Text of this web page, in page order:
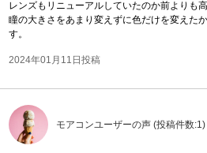
レンズもリニューアルしていたのか前よりも
瞳の大きさをあまり変えずに色だけを変えた
す。
2024年01月11日投稿
モアコンユーザーの声 (投稿件数:1)